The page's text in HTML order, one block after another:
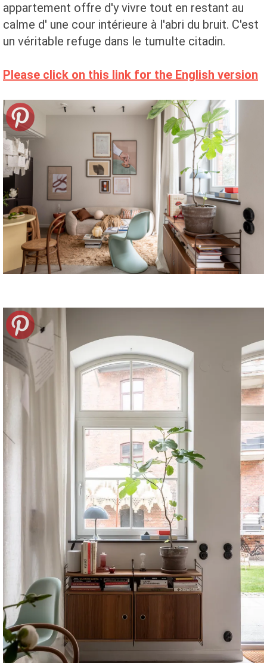
appartement offre d'y vivre tout en restant au
calme d' une cour intérieure à l'abri du bruit. C'est
un véritable refuge dans le tumulte citadin.
Please click on this link for the English version